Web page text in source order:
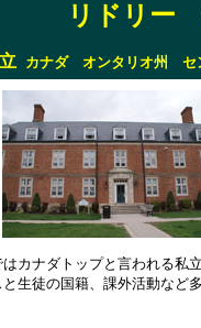
リドリー
カナダ オンタリオ州 セ
カナダトップと言われる私
と生徒の国籍、課外活動など